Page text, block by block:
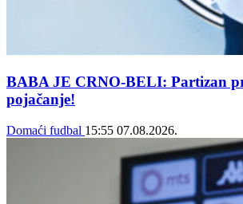
BABA JE CRNO-BELI: Partizan
pojačanje!
Domaći fudbal 15:55 07.08.2026.